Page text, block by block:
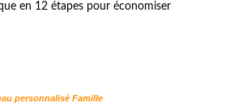
en 12 étapes pour économiser
personnalisé Famille